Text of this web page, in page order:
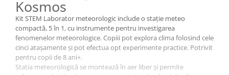
Kosmos
Kit STEM Laborator meteorologic include o stație meteo
compactă, 5 în 1, cu instrumente pentru investigarea
fenomenelor meteorologice. Copiii pot explora clima folosind cele
cinci atașamente și pot efectua opt experimente practice. Potrivit
pentru copii de 8 ani+.
Stația meteorologică se montează în aer liber și permite